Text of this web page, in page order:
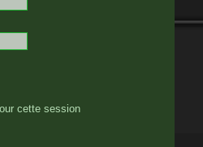
cette session